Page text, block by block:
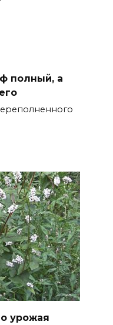
полный, а
урожая